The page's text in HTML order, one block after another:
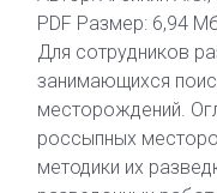
PDF Размер: 6,94
Для сотрудников
занимающихся
месторождений.
россыпных
методики их